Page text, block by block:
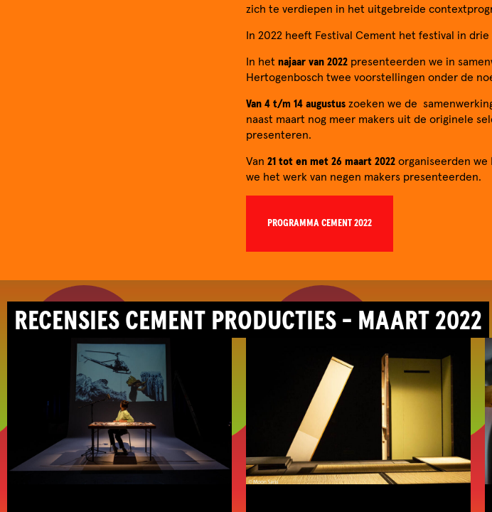
zich te verdiepen in het uitgebreide
In 2022 heeft Festival Cement het festival in
In het najaar van 2022 presenteerden we in
Hertogenbosch twee voorstellingen onder de
Van 4 t/m 14 augustus zoeken we de
naast maart nog meer makers uit de originele
presenteren.
Van 21 tot en met 26 maart 2022 organiseerden we
we het werk van negen makers presenteerden.
PROGRAMMA CEMENT 2022
RECENSIES CEMENT PRODUCTIES - MAART 2022